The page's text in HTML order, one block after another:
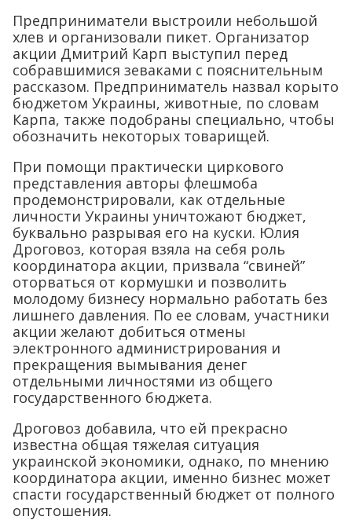
Предприниматели выстроили небольшой
хлев и организовали пикет. Организатор
акции Дмитрий Карп выступил перед
собравшимися зеваками с пояснительным
рассказом. Предприниматель назвал корыто
бюджетом Украины, животные, по словам
Карпа, также подобраны специально, чтобы
обозначить некоторых товарищей.
При помощи практически циркового
представления авторы флешмоба
продемонстрировали, как отдельные
личности Украины уничтожают бюджет,
буквально разрывая его на куски. Юлия
Дроговоз, которая взяла на себя роль
координатора акции, призвала “свиней”
оторваться от кормушки и позволить
молодому бизнесу нормально работать без
лишнего давления. По ее словам, участники
акции желают добиться отмены
электронного администрирования и
прекращения вымывания денег
отдельными личностями из общего
государственного бюджета.
Дроговоз добавила, что ей прекрасно
известна общая тяжелая ситуация
украинской экономики, однако, по мнению
координатора акции, именно бизнес может
спасти государственный бюджет от полного
опустошения.